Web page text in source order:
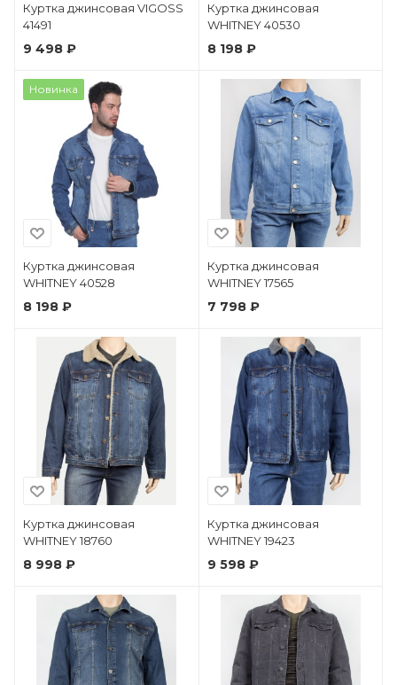
Куртка джинсовая VIGOSS
41491
9 498 ₽
Куртка джинсовая
WHITNEY 40530
8 198 ₽
Новинка
Куртка джинсовая
WHITNEY 40528
8 198 ₽
Куртка джинсовая
WHITNEY 17565
7 798 ₽
Куртка джинсовая
WHITNEY 18760
8 998 ₽
Куртка джинсовая
WHITNEY 19423
9 598 ₽